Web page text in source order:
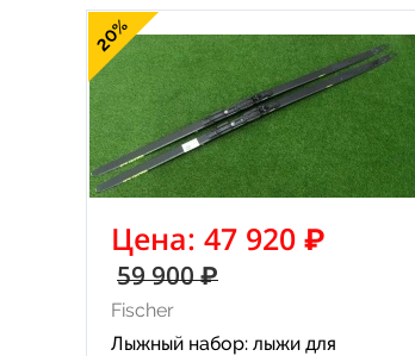
20%
Цена: 47 920 ₽
59 900 ₽
Fischer
Лыжный набор: лыжи для